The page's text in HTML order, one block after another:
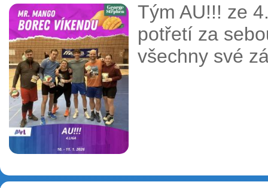
Tým AU!!! ze
potřetí za
všechny své